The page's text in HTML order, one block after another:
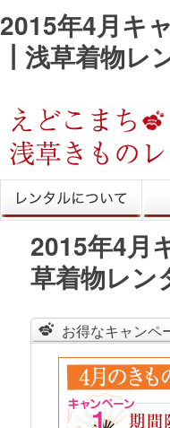
2015年4月キ
┃浅草着物レ
きものレンタル レ
2015年4月
草着物レン
お得なキャンペ